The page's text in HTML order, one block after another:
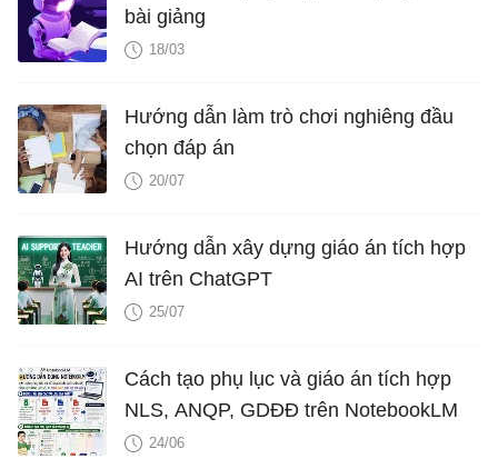
bài giảng
18/03
Hướng dẫn làm trò chơi nghiêng đầu
chọn đáp án
20/07
Hướng dẫn xây dựng giáo án tích hợp
AI trên ChatGPT
25/07
Cách tạo phụ lục và giáo án tích hợp
NLS, ANQP, GDĐĐ trên NotebookLM
24/06